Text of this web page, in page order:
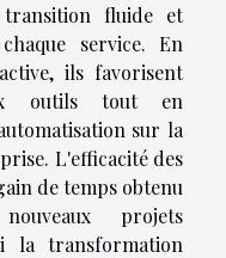
fluide et
service. En
ils favorisent
outils tout en
sur la
L'efficacité des
de temps obtenu
projets
la transformation